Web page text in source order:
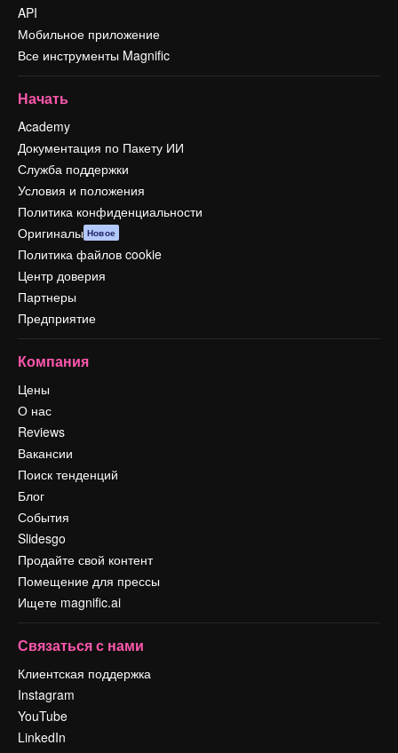
API
Мобильное приложение
Все инструменты Magnific
Начать
Academy
Документация по Пакету ИИ
Служба поддержки
Условия и положения
Политика конфиденциальности
Оригиналы Новое
Политика файлов cookie
Центр доверия
Партнеры
Предприятие
Компания
Цены
О нас
Reviews
Вакансии
Поиск тенденций
Блог
События
Slidesgo
Продайте свой контент
Помещение для прессы
Ищете magnific.ai
Связаться с нами
Клиентская поддержка
Instagram
YouTube
LinkedIn